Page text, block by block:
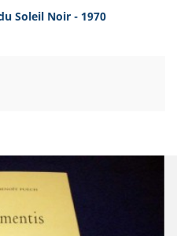
Soleil Noir - 1970